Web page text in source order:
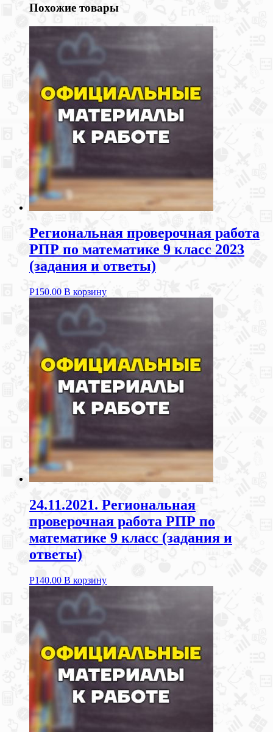
Похожие товары
Региональная проверочная работа
РПР по математике 9 класс 2023
(задания и ответы)
Р150.00 В корзину
24.11.2021. Региональная
проверочная работа РПР по
математике 9 класс (задания и
ответы)
Р140.00 В корзину